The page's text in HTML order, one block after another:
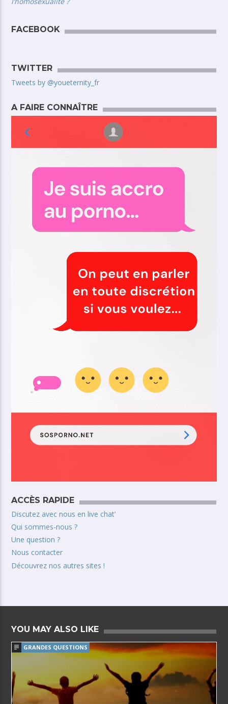
FACEBOOK
TWITTER
Tweets by @youeternity_fr
A FAIRE CONNAÎTRE
ACCÈS RAPIDE
Discutez avec nous en live chat’
Qui sommes-nous ?
Une question ?
Nous contacter
Découvrez nos autres sites !
YOU MAY ALSO LIKE
GRANDES QUESTIONS